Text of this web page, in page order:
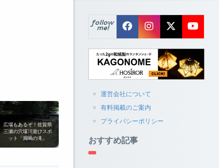
広場もあるぞ！佐賀県
三瀬の穴場川遊びスポ
ット「洞鳴の滝」
follow
me!
運営会社について
有料掲載のご案内
プライバシーポリシー
おすすめ記事